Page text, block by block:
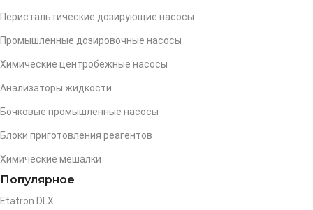
Перистальтические дозирующие насосы
Промышленные дозировочные насосы
Химические центробежные насосы
Анализаторы жидкости
Бочковые промышленные насосы
Блоки приготовления реагентов
Химические мешалки
Популярное
Etatron DLX